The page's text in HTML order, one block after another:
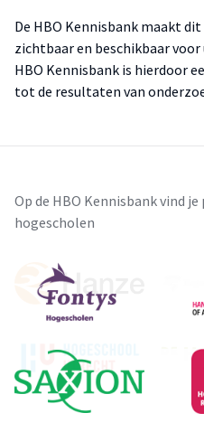
De HBO Kennisbank maakt
zichtbaar en beschikbaar
HBO Kennisbank is hierdoor
tot de resultaten van
Op de HBO Kennisbank vind
hogescholen